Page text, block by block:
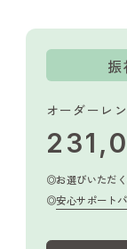
オーダーレ
お選びいただ
安心サポート